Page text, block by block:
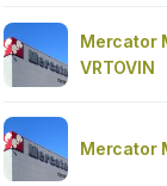
Mercator
VRTOVIN
Mercator